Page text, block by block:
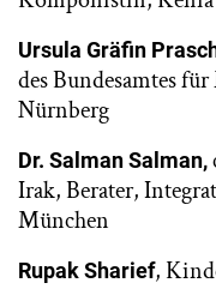
Ursula Gräfin
des Bundesamtes
Nürnberg
Dr. Salman Salman,
Irak, Berater,
München
Rupak Sharief,